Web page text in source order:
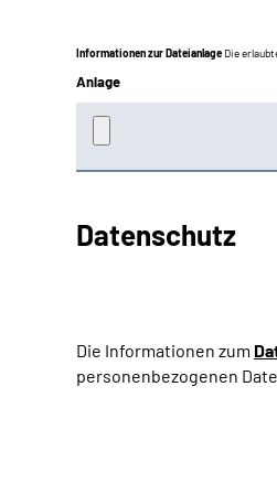
Informationen zur Dateianlage Die
Anlage
Datenschutz
Die Informationen zum
personenbezogenen